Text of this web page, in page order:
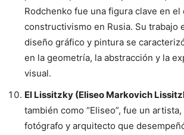
Rodchenko fue una figura clave en
constructivismo en Rusia. Su trabajo
diseño gráfico y pintura se
en la geometría, la abstracción y la
visual.
El Lissitzky (Eliseo Markovich
también como “Eliseo”, fue un
fotógrafo y arquitecto que